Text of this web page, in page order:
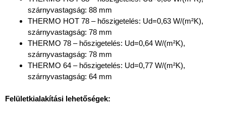
szárnyvastagság: 88 mm
THERMO HOT 78 – hőszigetelés: Ud=0,63 W/(m²K),
szárnyvastagság: 78 mm
THERMO 78 – hőszigetelés: Ud=0,64 W/(m²K),
szárnyvastagság: 78 mm
THERMO 64 – hőszigetelés: Ud=0,77 W/(m²K),
szárnyvastagság: 64 mm
Felületkialakítási lehetőségek: